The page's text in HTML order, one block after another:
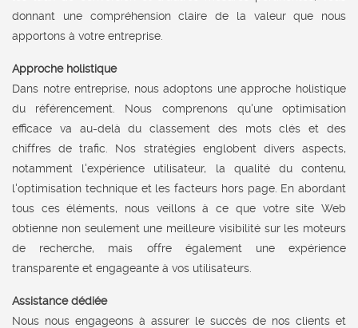
donnant une compréhension claire de la valeur que nous
apportons à votre entreprise.
Approche holistique
Dans notre entreprise, nous adoptons une approche holistique
du référencement. Nous comprenons qu'une optimisation
efficace va au-delà du classement des mots clés et des
chiffres de trafic. Nos stratégies englobent divers aspects,
notamment l'expérience utilisateur, la qualité du contenu,
l'optimisation technique et les facteurs hors page. En abordant
tous ces éléments, nous veillons à ce que votre site Web
obtienne non seulement une meilleure visibilité sur les moteurs
de recherche, mais offre également une expérience
transparente et engageante à vos utilisateurs.
Assistance dédiée
Nous nous engageons à assurer le succès de nos clients et